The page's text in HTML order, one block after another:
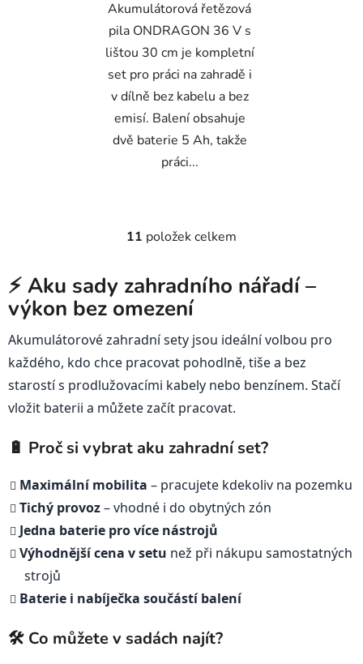
Akumulátorová řetězová
pila ONDRAGON 36 V s
lištou 30 cm je kompletní
set pro práci na zahradě i
v dílně bez kabelu a bez
emisí. Balení obsahuje
dvě baterie 5 Ah, takže
práci...
O
l
á
d
a
c
í
p
r
v
k
y
ý
p
i
s
11 položek celkem
⚡ Aku sady zahradního nářadí –
výkon bez omezení
Akumulátorové zahradní sety jsou ideální volbou pro
každého, kdo chce pracovat pohodlně, tiše a bez
starostí s prodlužovacími kabely nebo benzínem. Stačí
vložit baterii a můžete začít pracovat.
🔋 Proč si vybrat aku zahradní set?
Maximální mobilita – pracujete kdekoliv na pozemku
Tichý provoz– vhodné i do obytných zón
Jedna baterie pro více nástrojů
Výhodnější cena v setu než při nákupu samostatných
strojů
Baterie i nabíječka součástí balení
🛠️ Co můžete v sadách najít?